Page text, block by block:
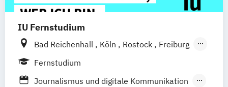
IU Fernstudium
Bad Reichenhall Köln Rostock
Freiburg
Kiel
Frankfurt am Main
Fernstudium
Journalismus und digitale Kommunikation